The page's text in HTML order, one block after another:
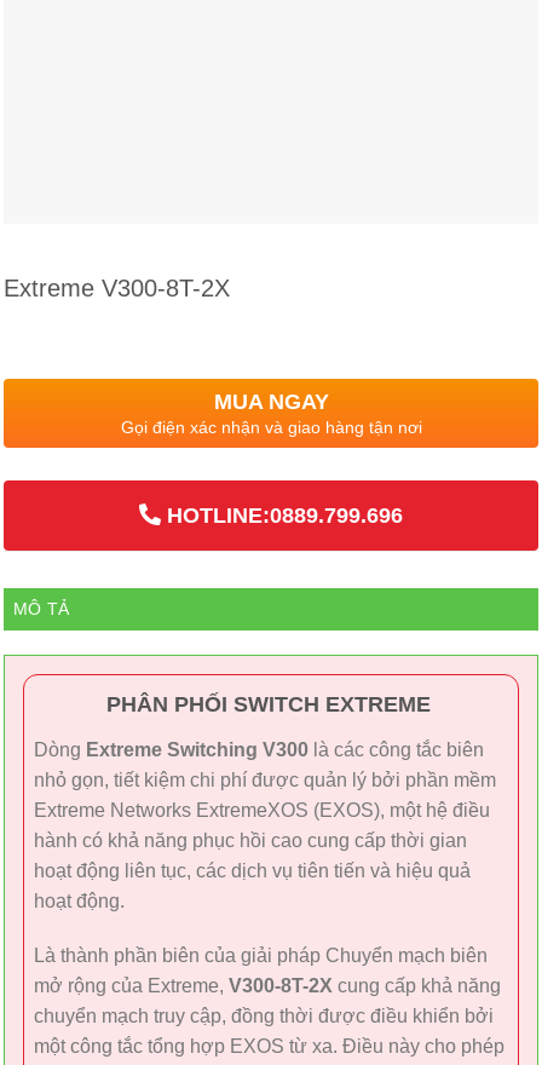
Extreme V300-8T-2X
MUA NGAY
Gọi điện xác nhận và giao hàng tận nơi
HOTLINE:0889.799.696
MÔ TẢ
PHÂN PHỐI SWITCH EXTREME
Dòng Extreme Switching V300 là các công tắc biên
nhỏ gọn, tiết kiệm chi phí được quản lý bởi phần mềm
Extreme Networks ExtremeXOS (EXOS), một hệ điều
hành có khả năng phục hồi cao cung cấp thời gian
hoạt động liên tục, các dịch vụ tiên tiến và hiệu quả
hoạt động.
Là thành phần biên của giải pháp Chuyển mạch biên
mở rộng của Extreme, V300-8T-2X cung cấp khả năng
chuyển mạch truy cập, đồng thời được điều khiển bởi
một công tắc tổng hợp EXOS từ xa. Điều này cho phép